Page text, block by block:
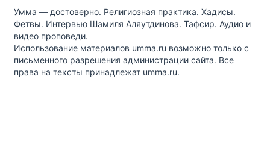
Умма — достоверно. Религиозная практика. Хадисы.
Фетвы. Интервью Шамиля Аляутдинова. Тафсир. Аудио и
видео проповеди.
Использование материалов umma.ru возможно только с
письменного разрешения администрации сайта. Все
права на тексты принадлежат umma.ru.